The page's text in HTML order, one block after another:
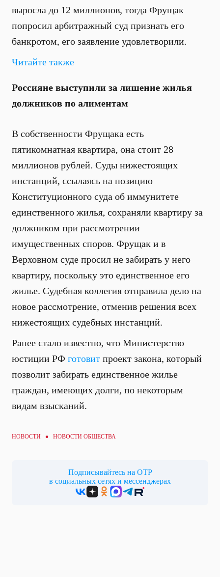
выросла до 12 миллионов, тогда Фрущак
попросил арбитражный суд признать его
банкротом, его заявление удовлетворили.
Читайте также
Россияне выступили за лишение жилья
должников по алиментам
В собственности Фрущака есть
пятикомнатная квартира, она стоит 28
миллионов рублей. Суды нижестоящих
инстанций, ссылаясь на позицию
Конституционного суда об иммунитете
единственного жилья, сохраняли квартиру за
должником при рассмотрении
имущественных споров. Фрущак и в
Верховном суде просил не забирать у него
квартиру, поскольку это единственное его
жилье. Судебная коллегия отправила дело на
новое рассмотрение, отменив решения всех
нижестоящих судебных инстанций.
Ранее стало известно, что Министерство
юстиции РФ готовит проект закона, который
позволит забирать единственное жилье
граждан, имеющих долги, по некоторым
видам взысканий.
НОВОСТИ ● НОВОСТИ ОБЩЕСТВА
Подписывайтесь на ОТР
в социальных сетях и мессенджерах